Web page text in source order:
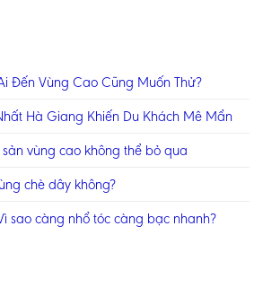
Đến Vùng Cao Cũng Muốn Thử?
Hà Giang Khiến Du Khách Mê Mẩn
vùng cao không thể bỏ qua
chè dây không?
sao càng nhổ tóc càng bạc nhanh?